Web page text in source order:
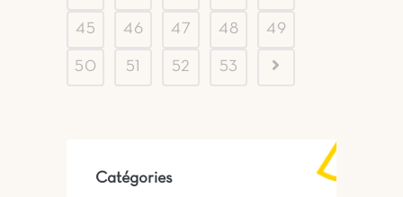
45 46 47 48 49
50 51 52 53
Catégories